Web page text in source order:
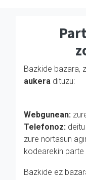
Bazkide bazara,
aukera dituzu:
Webgunean:
Telefonoz:
zure nortasun
kodearekin parte
Bazkide ez